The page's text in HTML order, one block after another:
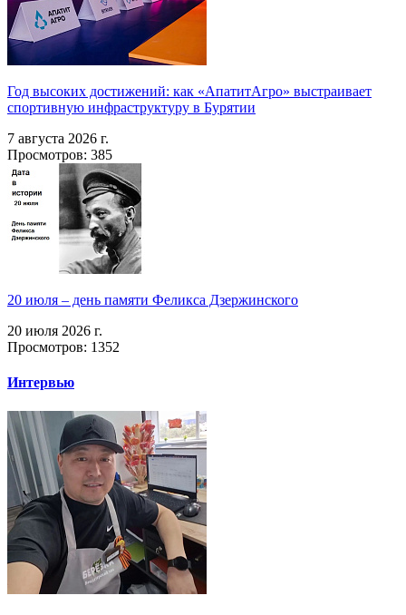
Год высоких достижений: как «АпатитАгро» выстраивает
спортивную инфраструктуру в Бурятии
7 августа 2026 г.
Просмотров: 385
20 июля – день памяти Феликса Дзержинского
20 июля 2026 г.
Просмотров: 1352
Интервью